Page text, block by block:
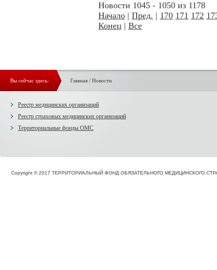
Новости 1045 - 1050 из 1178
Начало | Пред. | 170 171 172
Конец | Все
Вы сейчас здесь: Главная/ Новости
Реестр медицинских организаций
Реестр страховых медицинских организаций
Территориальные фонды ОМС
Copyright © 2017 ТЕРРИТОРИАЛЬНЫЙ ФОНД ОБЯЗАТЕЛЬНОГО МЕДИЦИНСКОГО